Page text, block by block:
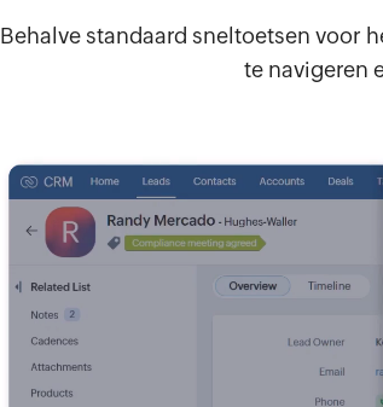
Behalve standaard sneltoetsen voor
te navigeren